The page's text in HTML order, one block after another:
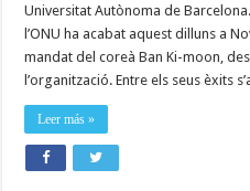
Universitat Autònoma de
l’ONU ha acabat aquest dilluns a
mandat del coreà Ban Ki-moon,
l’organització. Entre els seus èxits
Leer más »